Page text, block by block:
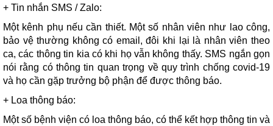
+ Tin nhắn SMS / Zalo:
Một kênh phụ nếu cần thiết. Một số nhân viên như lao công,
bảo vệ thường không có email, đôi khi lại là nhân viên theo
ca, các thông tin kia có khi họ vẫn không thấy. SMS ngắn gọn
nói rằng có thông tin quan trọng về quy trình chống covid-19
và họ cần gặp trưởng bộ phận để được thông báo.
+ Loa thông báo:
Một số bệnh viện có loa thông báo, có thể kết hợp thông tin và